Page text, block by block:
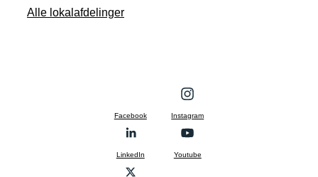
Alle lokalafdelinger
Facebook Instagram
LinkedIn Youtube